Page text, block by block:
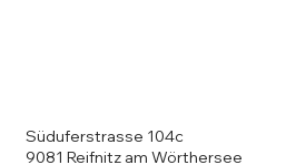
Süduferstrasse 104c
9081 Reifnitz am Wörthersee